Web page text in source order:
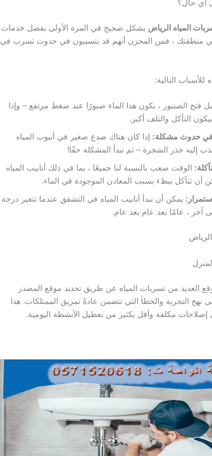
أي حال؟
المياه الرياض بشكل صحيح في المرة الأولى بفضل خدمات
في منطقتك ، فمن المحزن أنهم قد يتسببون في حدوث تسرب في
التالية:
فتح الصنبور ، يكون هذا الماء صبورًا عند ضغط مرتفع – وإذا
التآكل والتلف أكبر.
حدوث مشكلة: إذا كان هناك صدع صغير في أنبوب المياه
إليه جذر الشجرة – ثم تبدأ المشكلة حقًا!
الوقت صعب بالنسبة لنا جميعًا ، بما في ذلك أنابيب المياه
أن تتآكل ببطء بسبب المعادن الموجودة في الماء.
يمكن أن تبدأ أنابيب المياه في التشقق عندما تتغير درجة
آخر ، عامًا بعد عام بعد عام.
العديد من تسربات المياه عن طريق تحديد موقع المصدر
نهج التجربة والخطأ التي تتضمن عادةً تمزيق الممتلكات. هذا
إصلاحات مكلفة وأقل بكثير من تعطيل الأنشطة اليومية.